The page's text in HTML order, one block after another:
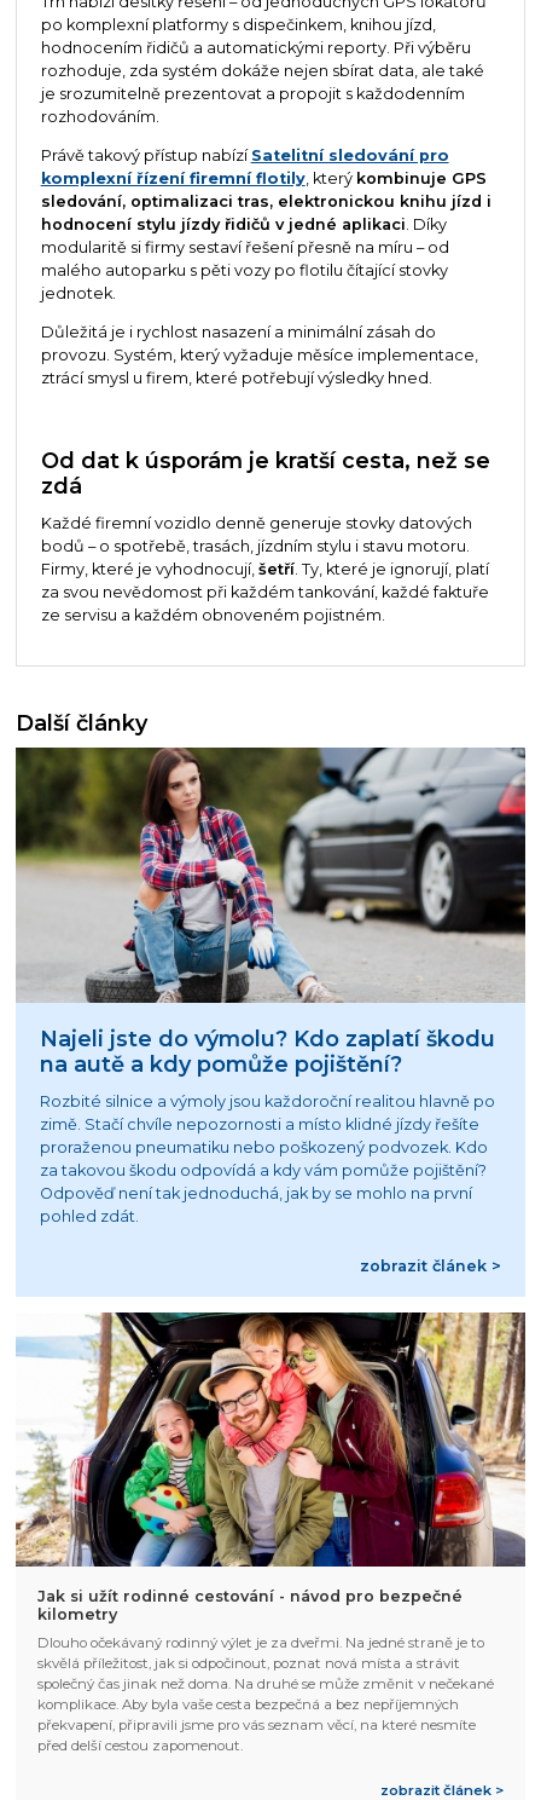
po komplexní platformy s dispečinkem, knihou jízd,
hodnocením řidičů a automatickými reporty. Při výběru
rozhoduje, zda systém dokáže nejen sbírat data, ale také
je srozumitelně prezentovat a propojit s každodenním
rozhodováním.
Právě takový přístup nabízí Satelitní sledování pro
komplexní řízení firemní flotily, který kombinuje GPS
sledování, optimalizaci tras, elektronickou knihu jízd i
hodnocení stylu jízdy řidičů v jedné aplikaci . Díky
modularitě si firmy sestaví řešení přesně na míru – od
malého autoparku s pěti vozy po flotilu čítající stovky
jednotek.
Důležitá je i rychlost nasazení a minimální zásah do
provozu. Systém, který vyžaduje měsíce implementace,
ztrácí smysl u firem, které potřebují výsledky hned.
Od dat k úsporám je kratší cesta, než se
zdá
Každé firemní vozidlo denně generuje stovky datových
bodů – o spotřebě, trasách, jízdním stylu i stavu motoru.
Firmy, které je vyhodnocují, šetří. Ty, které je ignorují, platí
za svou nevědomost při každém tankování, každé faktuře
ze servisu a každém obnoveném pojistném.
Další články
Najeli jste do výmolu? Kdo zaplatí škodu
na autě a kdy pomůže pojištění?
Rozbité silnice a výmoly jsou každoroční realitou hlavně po
zimě. Stačí chvíle nepozornosti a místo klidné jízdy řešíte
proraženou pneumatiku nebo poškozený podvozek. Kdo
za takovou škodu odpovídá a kdy vám pomůže pojištění?
Odpověď není tak jednoduchá, jak by se mohlo na první
pohled zdát.
zobrazit článek >
Jak si užít rodinné cestování - návod pro bezpečné
kilometry
Dlouho očekávaný rodinný výlet je za dveřmi. Na jedné straně je to
skvělá příležitost, jak si odpočinout, poznat nová místa a strávit
společný čas jinak než doma. Na druhé se může změnit v nečekané
komplikace. Aby byla vaše cesta bezpečná a bez nepříjemných
překvapení, připravili jsme pro vás seznam věcí, na které nesmíte
před delší cestou zapomenout.
zobrazit článek >